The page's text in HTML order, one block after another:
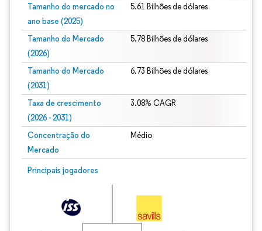
Tamanho do mercado no
ano base (2025)
5.61 Bilhões de dólares
Tamanho do Mercado
(2026)
5.78 Bilhões de dólares
Tamanho do Mercado
(2031)
6.73 Bilhões de dólares
Taxa de crescimento
(2026 - 2031)
3.08% CAGR
Concentração do
Mercado
Médio
Principais jogadores
Imagem © Mordor Intelligence. O reuso requer atribuição conforme CC BY 4.0.